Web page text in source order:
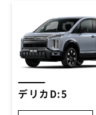
デリカD:5